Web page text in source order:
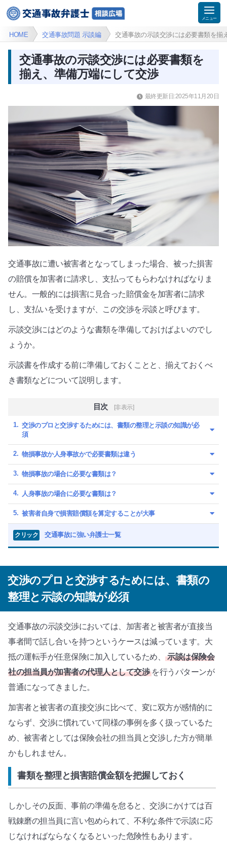
HOME 交通事故問題 示談編 交通事故の示談交渉には必要書類を揃
交通事故の示談交渉には必要書類を
揃え、準備万端にして交渉
最終更新日:2025年11月20日
交通事故に遭い被害者となってしまった場合、被った損害
の賠償を加害者に請求し、支払ってもらわなければなりま
せん。一般的には損害に見合った賠償金を加害者に請求
し、支払いを受けますが、この交渉を示談と呼びます。
示談交渉にはどのような書類を準備しておけばよいのでし
ょうか。
示談書を作成する前に準備しておくことと、揃えておくべ
き書類などについて説明します。
目次 [非表示]
交渉のプロと交渉するためには、書類の整理と示談の知識が必
須
物損事故か人身事故かで必要書類は違う
物損事故の場合に必要な書類は？
人身事故の場合に必要な書類は？
被害者自身で損害賠償額を算定することが大事
クリック 交通事故に強い弁護士一覧
交渉のプロと交渉するためには、書類の
整理と示談の知識が必須
交通事故の示談交渉においては、加害者と被害者が直接当
事者間で話し合いを持つというケースは減っています。大
抵の運転手が任意保険に加入しているため、
示談は保険会
社の担当員が加害者の代理人として交渉 を行うパターンが
普通になってきました。
加害者と被害者の直接交渉に比べて、変に双方が感情的に
ならず、交渉に慣れていて同様の事例を多く扱っているた
め、被害者としては保険会社の担当員と交渉した方が簡単
かもしれません。
書類を整理と損害賠償金額を把握しておく
しかしその反面、事前の準備を怠ると、交渉にかけては百
戦錬磨の担当員に言い包められて、不利な条件で示談に応
じなければならなくなるといった危険性もあります。